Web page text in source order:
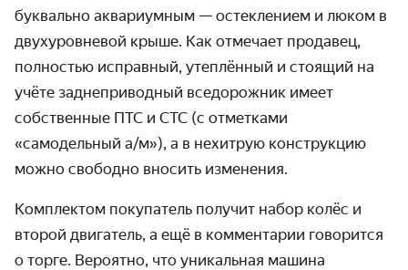
буквально аквариумным — остеклением и люком в
двухуровневой крыше. Как отмечает продавец,
полностью исправный, утеплённый и стоящий на
учёте заднеприводный вседорожник имеет
собственные ПТС и СТС (с отметками
«самодельный а/м»), а в нехитрую конструкцию
можно свободно вносить изменения.
Комплектом покупатель получит набор колёс и
второй двигатель, а ещё в комментарии говорится
о торге. Вероятно, что уникальная машина